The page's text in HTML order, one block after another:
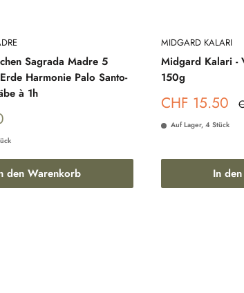
Sagrada Madre 5
Harmonie Palo Santo-
à 1h
den Warenkorb
MIDGARD KALARI
Midgard Kalari -
150g
Sonderpreis
CHF 15.50
Auf Lager, 4 Stück
In